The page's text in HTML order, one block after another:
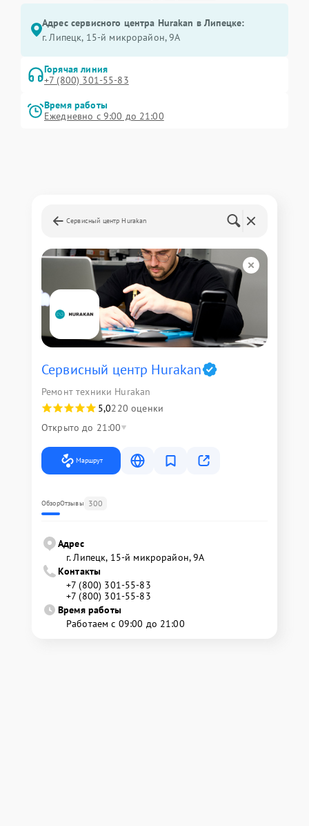
Адрес сервисного центра Hurakan в Липецке:
г. Липецк, 15-й микрорайон, 9А
Горячая линия
+7 (800) 301-55-83
Время работы
Ежедневно с 9:00 до 21:00
Сервисный центр Hurakan
Сервисный центр Hurakan
Ремонт техники Hurakan
5,0220 оценки
Открыто до 21:00
Маршрут
ОбзорОтзывы 300
Адрес
г. Липецк, 15-й микрорайон, 9А
Контакты
+7 (800) 301-55-83
+7 (800) 301-55-83
Время работы
Работаем с 09:00 до 21:00